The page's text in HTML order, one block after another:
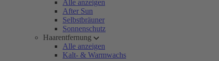
Alle anzeigen
After Sun
Selbstbräuner
Sonnenschutz
Haarentfernung
Alle anzeigen
Kalt- & Warmwachs